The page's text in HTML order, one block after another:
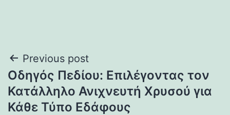
Post
navigation
Previous post
Οδηγός Πεδίου: Επιλέγοντας τον
Κατάλληλο Ανιχνευτή Χρυσού για
Κάθε Τύπο Εδάφους